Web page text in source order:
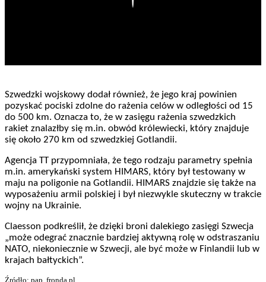
Szwedzki wojskowy dodał również, że jego kraj powinien
pozyskać pociski zdolne do rażenia celów w odległości od 15
do 500 km. Oznacza to, że w zasięgu rażenia szwedzkich
rakiet znalazłby się m.in. obwód królewiecki, który znajduje
się około 270 km od szwedzkiej Gotlandii.
Agencja TT przypomniała, że tego rodzaju parametry spełnia
m.in. amerykański system HIMARS, który był testowany w
maju na poligonie na Gotlandii. HIMARS znajdzie się także na
wyposażeniu armii polskiej i był niezwykle skuteczny w trakcie
wojny na Ukrainie.
Claesson podkreślił, że dzięki broni dalekiego zasięgi Szwecja
„może odegrać znacznie bardziej aktywną rolę w odstraszaniu
NATO, niekoniecznie w Szwecji, ale być może w Finlandii lub w
krajach bałtyckich”.
Źródło: pap, fronda.pl